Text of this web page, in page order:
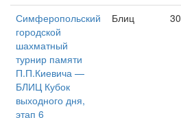
Симферопольский
городской
шахматный
турнир памяти
П.П.Киевича —
БЛИЦ Кубок
выходного дня,
этап 6
Блиц